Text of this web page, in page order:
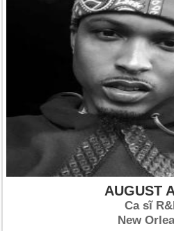
AUGUST
Ca sĩ
New